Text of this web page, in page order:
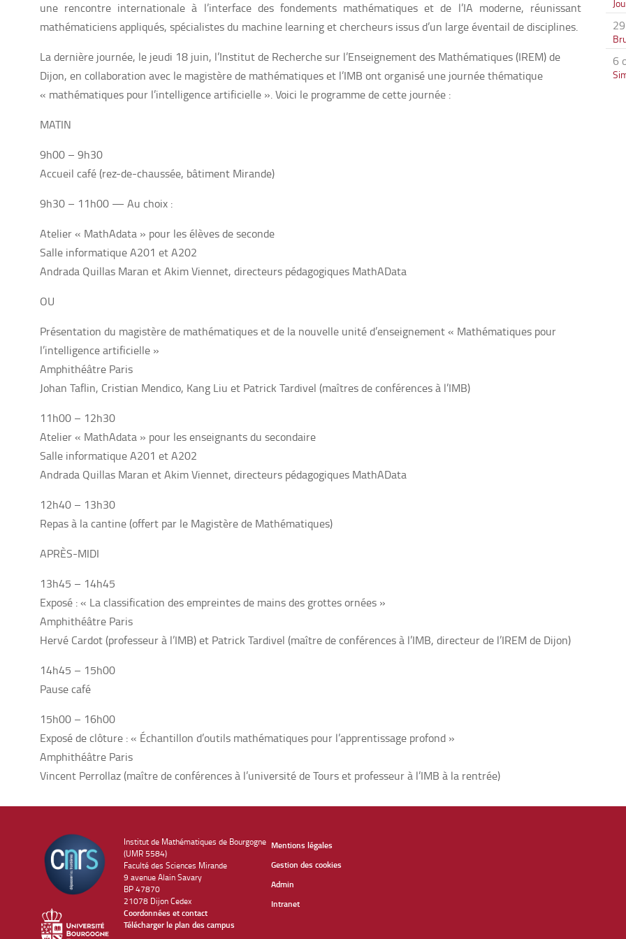
une rencontre internationale à l’interface des fondements mathématiques et de l’IA moderne, réunissant
mathématiciens appliqués, spécialistes du machine learning et chercheurs issus d’un large éventail de disciplines.
La dernière journée, le jeudi 18 juin, l’Institut de Recherche sur l’Enseignement des Mathématiques (IREM) de
Dijon, en collaboration avec le magistère de mathématiques et l’IMB ont organisé une journée thématique
« mathématiques pour l’intelligence artificielle ». Voici le programme de cette journée :
MATIN
9h00 – 9h30
Accueil café (rez-de-chaussée, bâtiment Mirande)
9h30 – 11h00 — Au choix :
Atelier « MathAdata » pour les élèves de seconde
Salle informatique A201 et A202
Andrada Quillas Maran et Akim Viennet, directeurs pédagogiques MathAData
OU
Présentation du magistère de mathématiques et de la nouvelle unité d’enseignement « Mathématiques pour
l’intelligence artificielle »
Amphithéâtre Paris
Johan Taflin, Cristian Mendico, Kang Liu et Patrick Tardivel (maîtres de conférences à l’IMB)
11h00 – 12h30
Atelier « MathAdata » pour les enseignants du secondaire
Salle informatique A201 et A202
Andrada Quillas Maran et Akim Viennet, directeurs pédagogiques MathAData
12h40 – 13h30
Repas à la cantine (offert par le Magistère de Mathématiques)
APRÈS-MIDI
13h45 – 14h45
Exposé : « La classification des empreintes de mains des grottes ornées »
Amphithéâtre Paris
Hervé Cardot (professeur à l’IMB) et Patrick Tardivel (maître de conférences à l’IMB, directeur de l’IREM de Dijon)
14h45 – 15h00
Pause café
15h00 – 16h00
Exposé de clôture : « Échantillon d’outils mathématiques pour l’apprentissage profond »
Amphithéâtre Paris
Vincent Perrollaz (maître de conférences à l’université de Tours et professeur à l’IMB à la rentrée)
6
Institut de Mathématiques de Bourgogne
(UMR 5584)
Faculté des Sciences Mirande
9 avenue Alain Savary
BP 47870
21078 Dijon Cedex
Coordonnées et contact
Télécharger le plan des campus
Mentions légales
Gestion des cookies
Admin
Intranet